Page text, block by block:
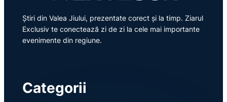
Știri din Valea Jiului, prezentate corect și la timp. Ziarul
Exclusiv te conectează zi de zi la cele mai importante
evenimente din regiune.
Categorii